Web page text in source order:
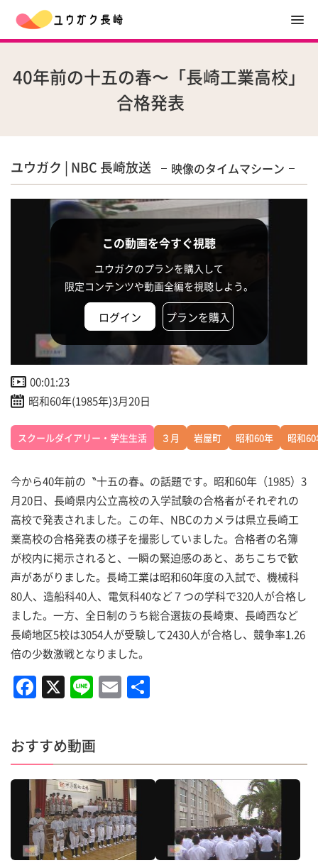
40年前の十五の春〜「長崎工業高校」
合格発表
ユウガク | NBC 長崎放送 映像のタイムマシーン
この動画を今すぐ視聴
ユウガクのプランを購入して
限定コンテンツや動画全編を視聴しよう。
ログイン プランを購入
00:01:23
昭和60年(1985年)3月20日
スクールダイアリー・学生生活 ３月 岩屋町 昭和60年 昭和
今から40年前の〝十五の春〟の話題です。昭和60年（1985）3
月20日、長崎県内公立高校の入学試験の合格者がそれぞれの
高校で発表されました。この年、NBCのカメラは県立長崎工
業高校の合格発表の様子を撮影していました。合格者の名簿
が校内に掲示されると、一瞬の緊迫感のあと、あちこちで歓
声があがりました。長崎工業は昭和60年度の入試で、機械科
80人、造船科40人、電気科40など７つの学科で320人が合格し
ました。一方、全日制のうち総合選抜の長崎東、長崎西など
長崎地区5校は3054人が受験して2430人が合格し、競争率1.26
倍の少数激戦となりました。
F
a
c
e
b
o
o
k
X Li
n
e
E
m
l
おすすめ動画